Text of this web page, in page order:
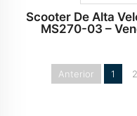
Scooter De Alta
MS270-03 –
Anterior 1 2